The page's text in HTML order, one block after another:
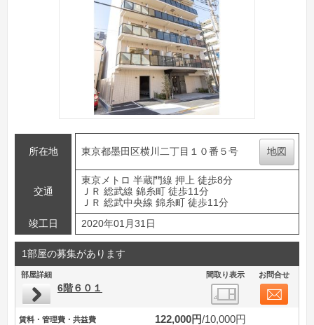
所在地 東京都墨田区横川二丁目１０番５号 地図
交通
東京メトロ 半蔵門線 押上 徒歩8分
ＪＲ 総武線 錦糸町 徒歩11分
ＪＲ 総武中央線 錦糸町 徒歩11分
竣工日
2020年01月31日
1部屋の募集があります
部屋詳細 間取り表示 お問合せ
6階６０１
賃料・管理費・共益費 122,000円 10,000円